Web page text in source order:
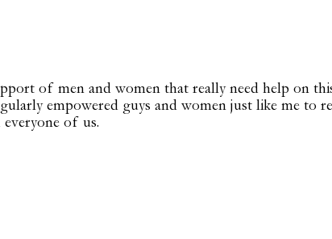
of men and women that really need help on
empowered guys and women just like me
of us.